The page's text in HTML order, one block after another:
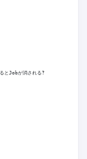
Jobが消される?